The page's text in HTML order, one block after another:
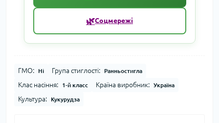
🌿Соцмережі
ГМО: Ні Група стиглості: Ранньостигла
Клас насіння: 1-й класс Країна виробник: Україна
Культура: Кукурудза